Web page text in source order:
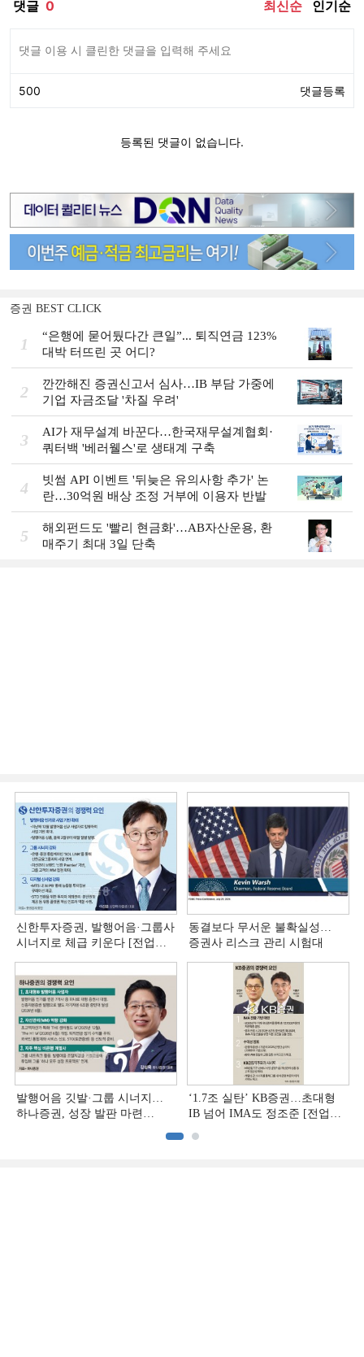
증권 BEST CLICK
1
“은행에 묻어뒀다간 큰일”... 퇴직연금 123%
대박 터뜨린 곳 어디?
2
깐깐해진 증권신고서 심사…IB 부담 가중에
기업 자금조달 '차질 우려'
3
AI가 재무설계 바꾼다…한국재무설계협회·
쿼터백 '베러웰스'로 생태계 구축
4
빗썸 API 이벤트 '뒤늦은 유의사항 추가' 논
란…30억원 배상 조정 거부에 이용자 반발
5
해외펀드도 '빨리 현금화'…AB자산운용, 환
매주기 최대 3일 단축
신한투자증권, 발행어음·그룹사
시너지로 체급 키운다 [전업계
동결보다 무서운 불확실성…
증권사 리스크 관리 시험대
발행어음 깃발·그룹 시너지…
하나증권, 성장 발판 마련
‘1.7조 실탄’ KB증권…초대형
IB 넘어 IMA도 정조준 [전업계